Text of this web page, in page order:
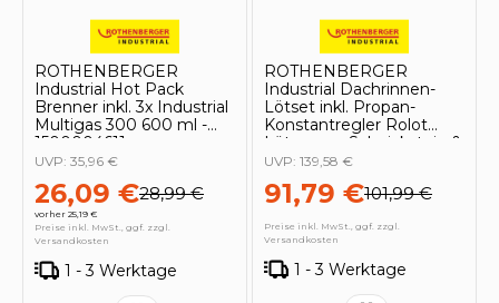
ROTHENBERGER
Industrial Hot Pack
Brenner inkl. 3x Industrial
Multigas 300 600 ml -
1500004611
26,09 €28,99 €
vorher 25,19 €
UVP: 35,96 €
Preise inkl. MwSt., ggf. zzgl.
Versandkosten
1 - 3 Werktage
ROTHENBERGER
Industrial Dachrinnen-
Lötset inkl. Propan-
Konstantregler Rolot
Lötwasser Salmiakstein &
Rovlies - 1500004466
91,79 €101,99 €
UVP: 139,58 €
Preise inkl. MwSt., ggf. zzgl.
Versandkosten
1 - 3 Werktage